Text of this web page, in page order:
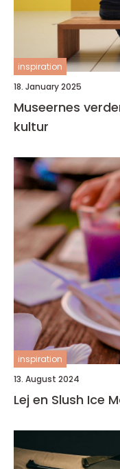
inspiration
18. January 2025
Museernes
kultur
inspiration
13. August 2024
Lej en Slush Ice